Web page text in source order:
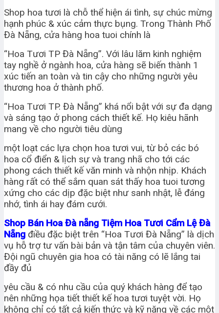
Shop hoa tươi là chỗ thể hiện ái tình, sự chúc mừng
hạnh phúc & xúc cảm thực bụng. Trong Thành Phố
Đà Nẵng, cửa hàng hoa tuoi chính là
“Hoa Tươi TP Đà Nẵng”. Với lâu lăm kinh nghiệm
tay nghề ở ngành hoa, cửa hàng sẽ biến thành 1
xúc tiến an toàn và tin cậy cho những người yêu
thương hoa ở thành phố.
“Hoa Tươi TP. Đà Nẵng” khá nổi bật với sự đa dạng
và sáng tạo ở phong cách thiết kế. Họ kiêu hãnh
mang về cho người tiêu dùng
một loạt các lựa chọn hoa tươi vui, từ bỏ các bó
hoa cổ điển & lịch sự và trang nhã cho tới các
phong cách thiết kế văn minh và nhộn nhịp. Khách
hàng rất có thể sắm quan sát thấy hoa tuoi tương
xứng cho các dịp đặc biệt như sanh nhật, lễ đáng
nhớ, tình ái hay đám cưới.
Shop Bán Hoa Đà nẵng Tiệm Hoa Tươi Cẩm Lệ Đà
Nẵng điều đặc biệt trên “Hoa Tươi Đà Nẵng” là dịch
vụ hỗ trợ tư vấn bài bản và tận tâm của chuyên viên.
Đội ngũ chuyên gia hoa có tài năng có lẽ lắng tai
đầy đủ
yêu cầu & có nhu cầu của quý khách hàng để tạo
nên những họa tiết thiết kế hoa tươi tuyệt vời. Họ
không chỉ có tất cả kiến thức và kỹ năng về các một